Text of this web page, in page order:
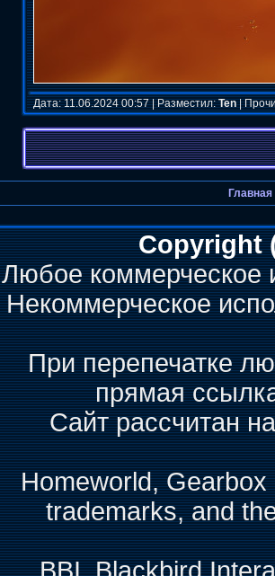
Дата: 11.06.2024 00:57 | Разместил:Ten|
Главная
Copyright
Любое коммерческое
Некоммерческое
При перепечатке
прямая
Сайт рассчитан
Homeworld,
trademarks, and